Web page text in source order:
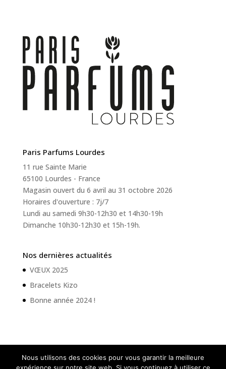
Paris Parfums Lourdes
11 rue Sainte Marie
65100 Lourdes - France
Magasin ouvert du 6 avril au 31 octobre 2026
Horaires d'ouverture : 7j/7
Lundi au samedi 9h30-12h30 et 14h30-19h
Dimanche 10h30-12h30 et 15h-19h.
Nos dernières actualités
VŒUX 2025
Bracelets Kizo
Bonne année 2024 !
Nous utilisons des cookies pour vous garantir la meilleure